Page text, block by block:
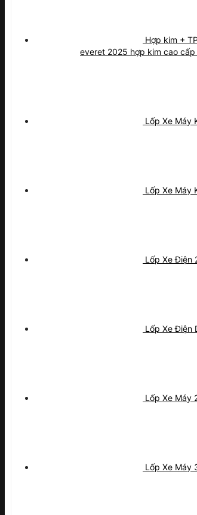
Hợp kim +
everet 2025 hợp kim cao cấp
Lốp Xe Máy
Lốp Xe Máy
Lốp Xe Điện
Lốp Xe Điện
Lốp Xe Máy
Lốp Xe Máy